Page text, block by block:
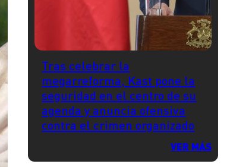
Tras celebrar la
megarreforma, Kast pone la
seguridad en el centro de su
agenda y anuncia ofensiva
contra el crimen organizado
VER MÁS